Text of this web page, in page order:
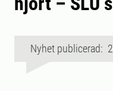
Nyhet publicerad: